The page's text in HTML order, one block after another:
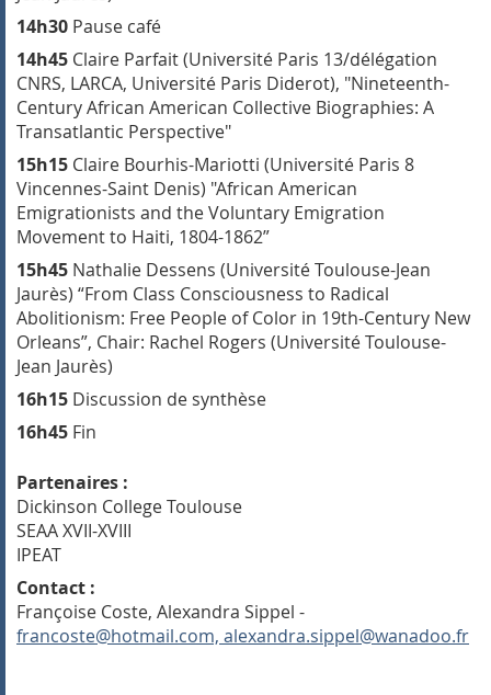
14h30 Pause café
14h45 Claire Parfait (Université Paris 13/délégation
CNRS, LARCA, Université Paris Diderot), "Nineteenth-
Century African American Collective Biographies: A
Transatlantic Perspective"
15h15 Claire Bourhis-Mariotti (Université Paris 8
Vincennes-Saint Denis) "African American
Emigrationists and the Voluntary Emigration
Movement to Haiti, 1804-1862”
15h45 Nathalie Dessens (Université Toulouse-Jean
Jaurès) “From Class Consciousness to Radical
Abolitionism: Free People of Color in 19th-Century New
Orleans”, Chair: Rachel Rogers (Université Toulouse-
Jean Jaurès)
16h15 Discussion de synthèse
16h45 Fin
Partenaires :
Dickinson College Toulouse
SEAA XVII-XVIII
IPEAT
Contact :
Françoise Coste, Alexandra Sippel -
francoste@hotmail.com, alexandra.sippel@wanadoo.fr